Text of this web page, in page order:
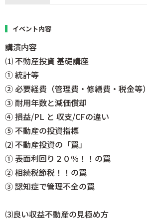
イベント内容
講演内容
⑴ 不動産投資 基礎講座
① 統計等
② 必要経費（管理費・修繕費・税金等）
③ 耐用年数と減価償却
④ 損益/PL と 収支/CFの違い
⑤ 不動産の投資指標
⑵ 不動産投資の「罠」
① 表面利回り２０％！！の罠
② 相続税節税！！の罠
③ 認知症で管理不全の罠
⑶良い収益不動産の見極め方